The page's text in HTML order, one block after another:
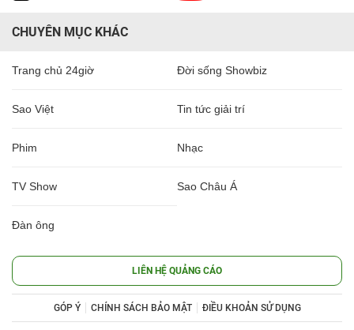
CHUYÊN MỤC KHÁC
Trang chủ 24giờ Đời sống Showbiz
Sao Việt Tin tức giải trí
Phim Nhạc
TV Show Sao Châu Á
Đàn ông
LIÊN HỆ QUẢNG CÁO
GÓP Ý CHÍNH SÁCH BẢO MẬT ĐIỀU KHOẢN SỬ DỤNG